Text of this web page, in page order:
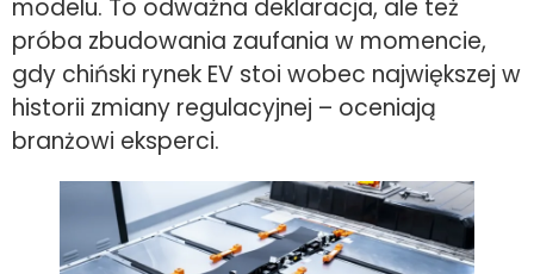
modelu. To odważna deklaracja, ale też
próba zbudowania zaufania w momencie,
gdy chiński rynek EV stoi wobec największej w
historii zmiany regulacyjnej – oceniają
branżowi eksperci.